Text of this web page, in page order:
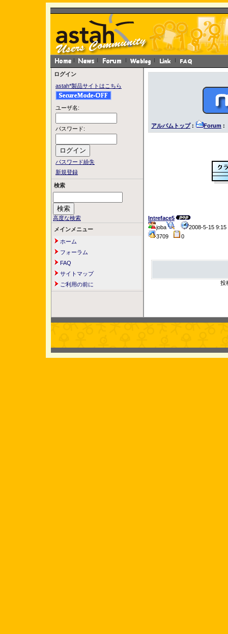
ログイン
astah*製品サイトはこちら
ユーザ名:
パスワード:
パスワード紛失
新規登録
検索
高度な検索
メインメニュー
ホーム
フォーラム
FAQ
サイトマップ
ご利用の前に
アルバムトップ: Forum :
Intreface5
joba
2008-5-15
3709
0
投